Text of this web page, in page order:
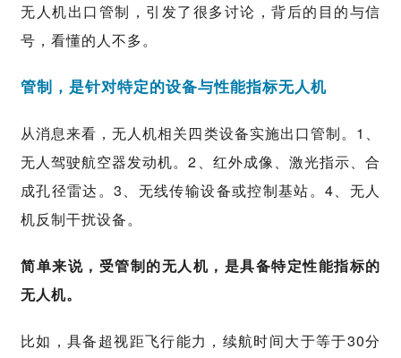
无人机出口管制，引发了很多讨论，背后的目的与信
号，看懂的人不多。
管制，是针对特定的设备与性能指标无人机
从消息来看，无人机相关四类设备实施出口管制。1、
无人驾驶航空器发动机。2、红外成像、激光指示、合
成孔径雷达。3、无线传输设备或控制基站。4、无人
机反制干扰设备。
简单来说，受管制的无人机，是具备特定性能指标的
无人机。
比如，具备超视距飞行能力，续航时间大于等于30分